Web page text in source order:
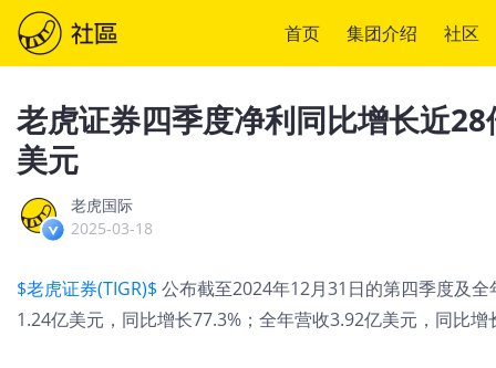
首页 集团介绍 社区
老虎证券四季度净利同比增长近
美元
老虎国际
2025-03-18
$老虎证券(TIGR)$ 公布截至2024年12月31日的第四季度及
1.24亿美元，同比增长77.3%；全年营收3.92亿美元，同比